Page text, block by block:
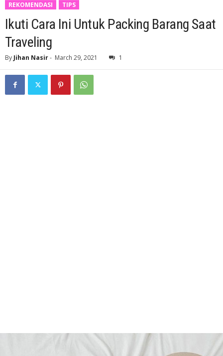
REKOMENDASI
TIPS
Ikuti Cara Ini Untuk Packing Barang Saat
Traveling
By Jihan Nasir- March 29, 2021 1